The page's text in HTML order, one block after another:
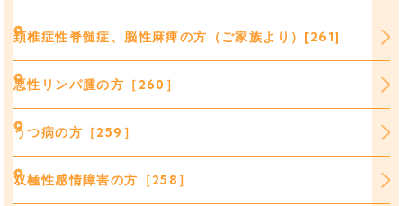
頚椎症性脊髄症、脳性麻痺の方（ご家族より）[261]
悪性リンパ腫の方［260］
うつ病の方［259］
双極性感情障害の方［258］